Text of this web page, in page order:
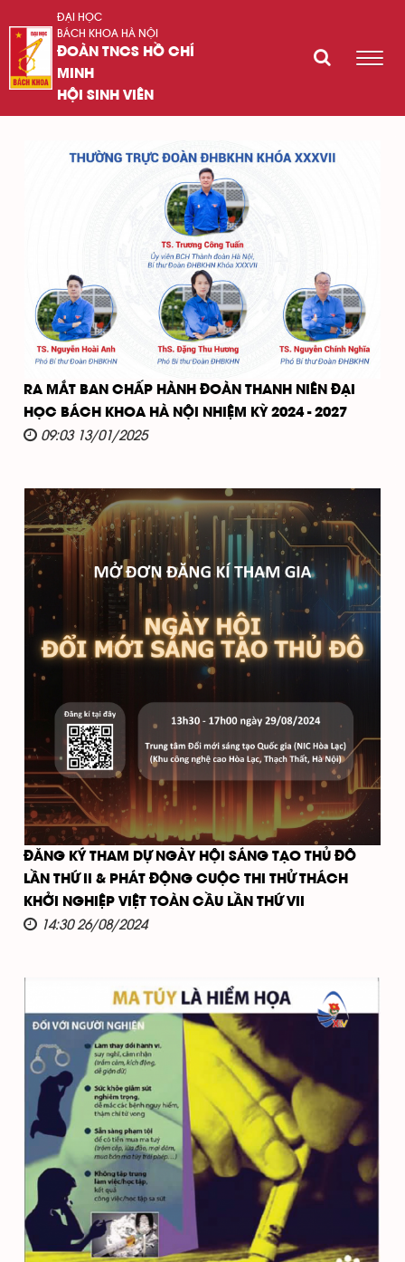
ĐẠI HỌC
BÁCH KHOA HÀ NỘI
ĐOÀN TNCS HỒ CHÍ
MINH
HỘI SINH VIÊN
RA MẮT BAN CHẤP HÀNH ĐOÀN THANH NIÊN ĐẠI
HỌC BÁCH KHOA HÀ NỘI NHIỆM KỲ 2024 - 2027
09:03 13/01/2025
ĐĂNG KÝ THAM DỰ NGÀY HỘI SÁNG TẠO THỦ ĐÔ
LẦN THỨ II & PHÁT ĐỘNG CUỘC THI THỬ THÁCH
KHỞI NGHIỆP VIỆT TOÀN CẦU LẦN THỨ VII
14:30 26/08/2024